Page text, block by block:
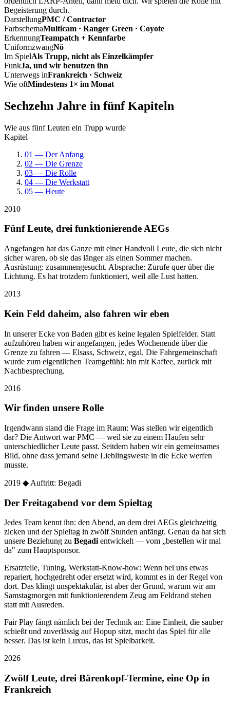
Begeisterung durch.
DarstellungPMC / Contractor
FarbschemaMulticam · Ranger Green · Coyote
ErkennungTeampatch + Kennfarbe
UniformzwangNö
Im SpielAls Trupp, nicht als Einzelkämpfer
FunkJa, und wir benutzen ihn
Unterwegs inFrankreich · Schweiz
Wie oftMindestens 1× im Monat
Sechzehn Jahre in fünf Kapiteln
Wie aus fünf Leuten ein Trupp wurde
Kapitel
01 — Der Anfang
02 — Die Grenze
03 — Die Rolle
04 — Die Werkstatt
05 — Heute
2010
Fünf Leute, drei funktionierende AEGs
Angefangen hat das Ganze mit einer Handvoll Leute, die sich nicht
sicher waren, ob sie das länger als einen Sommer machen.
Ausrüstung: zusammengesucht. Absprache: Zurufe quer über die
Lichtung. Es hat trotzdem funktioniert, weil alle Lust hatten.
2013
Kein Feld daheim, also fahren wir eben
In unserer Ecke von Baden gibt es keine legalen Spielfelder. Statt
aufzuhören haben wir angefangen, jedes Wochenende über die
Grenze zu fahren — Elsass, Schweiz, egal. Die Fahrgemeinschaft
wurde zum eigentlichen Teamgefühl: hin mit Kaffee, zurück mit
Nachbesprechung.
2016
Wir finden unsere Rolle
Irgendwann stand die Frage im Raum: Was stellen wir eigentlich
dar? Die Antwort war PMC — weil sie zu einem Haufen sehr
unterschiedlicher Leute passt. Seitdem haben wir ein gemeinsames
Bild, ohne dass jemand seine Lieblingsweste in die Ecke werfen
musste.
2019 ◆ Auftritt: Begadi
Der Freitagabend vor dem Spieltag
Jedes Team kennt ihn: den Abend, an dem drei AEGs gleichzeitig
zicken und der Spieltag in zwölf Stunden anfängt. Genau da hat sich
unsere Beziehung zu Begadientwickelt — vom „bestellen wir mal
da" zum Hauptsponsor.
Ersatzteile, Tuning, Werkstatt-Know-how: Wenn bei uns etwas
repariert, hochgedreht oder ersetzt wird, kommt es in der Regel von
dort. Das klingt unspektakulär, ist aber der Grund, warum wir am
Samstagmorgen mit funktionierendem Zeug am Feldrand stehen
statt mit Ausreden.
Fair Play fängt nämlich bei der Technik an: Eine Einheit, die sauber
schießt und zuverlässig auf Hopup sitzt, macht das Spiel für alle
besser. Das ist kein Luxus, das ist Spielbarkeit.
2026
Zwölf Leute, drei Bärenkopf-Termine, eine Op in
Frankreich